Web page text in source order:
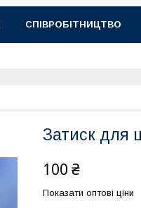
СПІВРОБІТНИЦТВО
Затиск для
100 ₴
Показати оптові ціни